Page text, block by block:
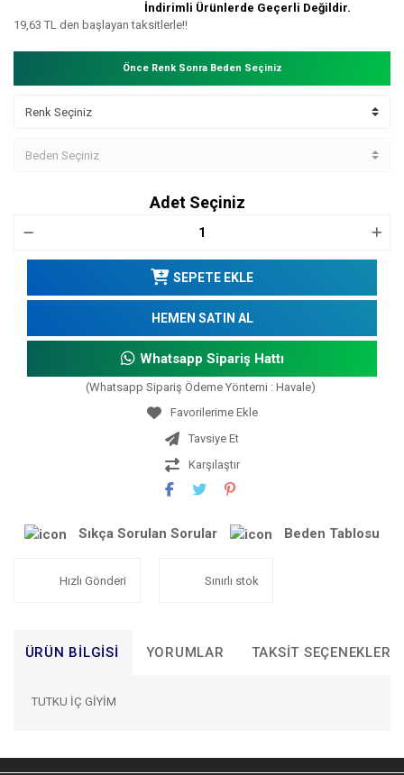
İndirimli Ürünlerde Geçerli Değildir.
19,63 TL den başlayan taksitlerle!!
Önce Renk Sonra Beden Seçiniz
Adet Seçiniz
SEPETE EKLE
HEMEN SATIN AL
Whatsapp Sipariş Hattı
(Whatsapp Sipariş Ödeme Yöntemi : Havale)
Tavsiye Et
Karşılaştır
Sıkça Sorulan Sorular Beden Tablosu
Hızlı Gönderi Sınırlı stok
ÜRÜN BILGISI YORUMLAR TAKSIT SEÇENEKLERI
TUTKU İÇ GİYİM
Bu ürünün fiyat bilgisi, resim, ürün açıklamalarında ve diğer